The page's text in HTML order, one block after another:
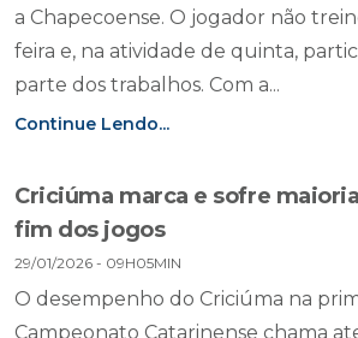
a Chapecoense. O jogador não
feira e, na atividade de quinta,
parte dos trabalhos. Com a...
Continue Lendo...
Criciúma marca e sofre
fim dos jogos
29/01/2026 - 09H05MIN
O desempenho do Criciúma na
Campeonato Catarinense chama